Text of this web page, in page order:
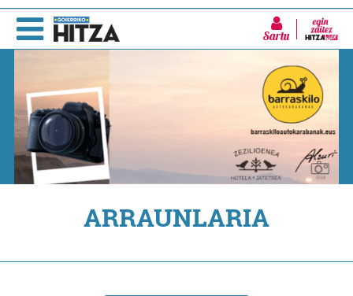
Sartu
ARRAUNLARIA